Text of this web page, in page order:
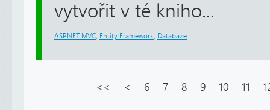
vytvořit v té kniho...
ASP.NET MVC Entity Framework Databáze
<< < 6 7 8 9 10 11